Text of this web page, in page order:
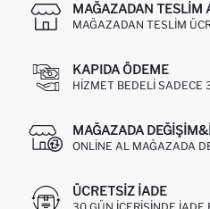
MAĞAZADAN TESLIM
MAĞAZADAN TESLIM
KAPIDA ÖDEME
HIZMET BEDELI SADECE
MAĞAZADA
ONLINE AL MAĞAZADA
ÜCRETSIZ IADE